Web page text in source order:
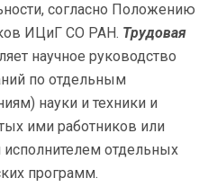
согласно Положению
ИЦиГ СО РАН. Трудовая
научное руководство
по отдельным
науки и техники и
ими работников или
исполнителем отдельных
программ.